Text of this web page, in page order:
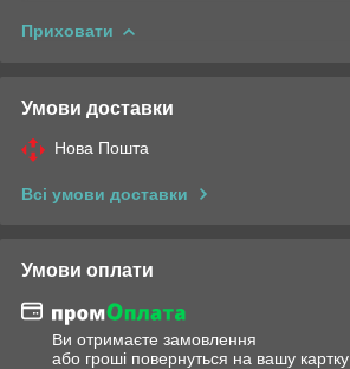
Приховати
Умови доставки
Нова Пошта
Всі умови доставки
Умови оплати
Ви отримаєте замовлення
або гроші повернуться на вашу картку